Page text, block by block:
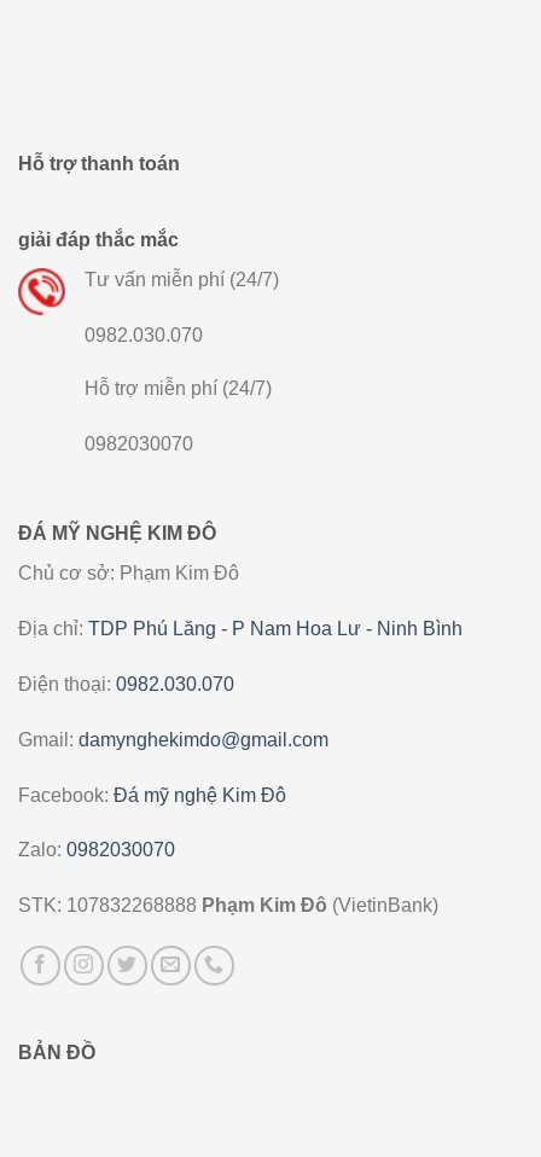
Hỗ trợ thanh toán
giải đáp thắc mắc
Tư vấn miễn phí (24/7)
0982.030.070
Hỗ trợ miễn phí (24/7)
0982030070
ĐÁ MỸ NGHỆ KIM ĐÔ
Chủ cơ sở: Phạm Kim Đô
Địa chỉ: TDP Phú Lăng - P Nam Hoa Lư - Ninh Bình
Điện thoại: 0982.030.070
Gmail: damynghekimdo@gmail.com
Facebook: Đá mỹ nghệ Kim Đô
Zalo: 0982030070
STK: 107832268888 Phạm Kim Đô (VietinBank)
BẢN ĐỒ